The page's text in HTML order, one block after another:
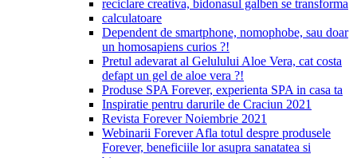
reciclare creativa, bidonasul galben se transforma
calculatoare
Dependent de smartphone, nomophobe, sau doar
un homosapiens curios ?!
Pretul adevarat al Gelulului Aloe Vera, cat costa
defapt un gel de aloe vera ?!
Produse SPA Forever, experienta SPA in casa ta
Inspiratie pentru darurile de Craciun 2021
Revista Forever Noiembrie 2021
Webinarii Forever Afla totul despre produsele
Forever, beneficiile lor asupra sanatatea si